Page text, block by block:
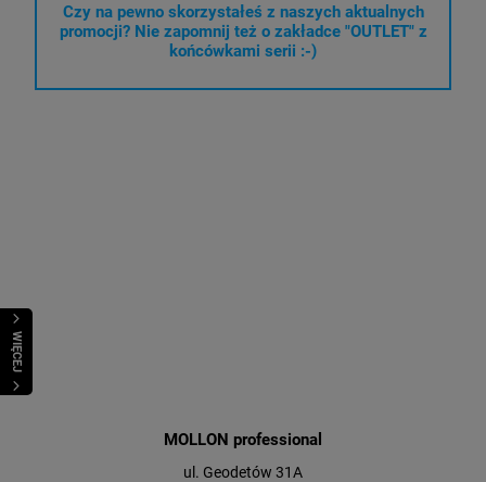
WIĘCEJ
Czy na pewno skorzystałeś z naszych aktualnych
promocji? Nie zapomnij też o zakładce "OUTLET" z
końcówkami serii :-)
MOLLON professional
ul. Geodetów 31A